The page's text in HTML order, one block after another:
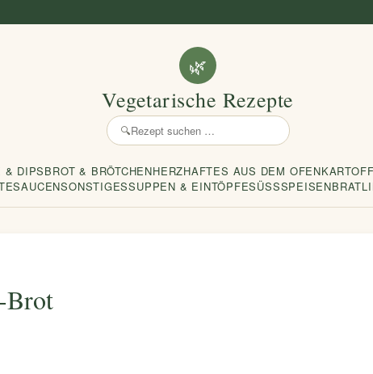
🌿
Vegetarische Rezepte
🔍
Rezept
& DIPSBROT & BRÖTCHENHERZHAFTES AUS DEM OFEN
SAUCENSONSTIGESSUPPEN & EINTÖPFESÜSSSPEISEN
Brot